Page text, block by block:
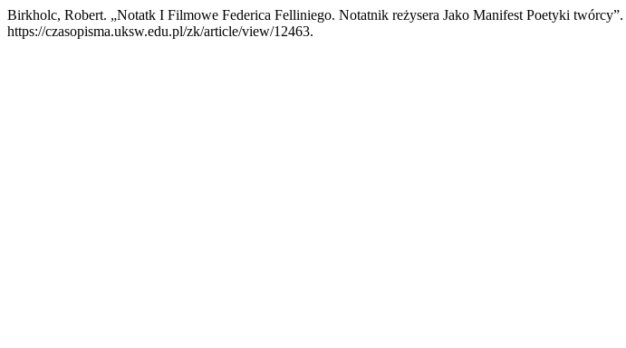
Birkholc, Robert. „Notatk I Filmowe Federica Felliniego. Notatnik reżysera Jako Manifest Poetyki twórcy”.
https://czasopisma.uksw.edu.pl/zk/article/view/12463.